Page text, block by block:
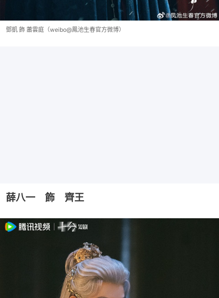
鄧凱 飾 蕭雲庭（weibo@鳳池生春官方微博）
薛八一 飾 齊王